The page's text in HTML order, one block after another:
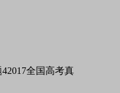
全国高考真